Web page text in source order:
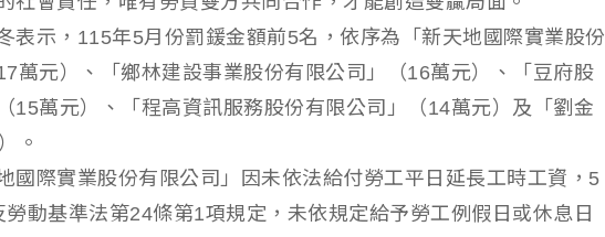
表示，115年5月份罰鍰金額前5名，依序為「新天地國際實業股份
萬元）、「鄉林建設事業股份有限公司」（16萬元）、「豆府股
15萬元）、「程高資訊服務股份有限公司」（14萬元）及「劉金
。
國際實業股份有限公司」因未依法給付勞工平日延長工時工資，5
勞動基準法第24條第1項規定，未依規定給予勞工例假日或休息日